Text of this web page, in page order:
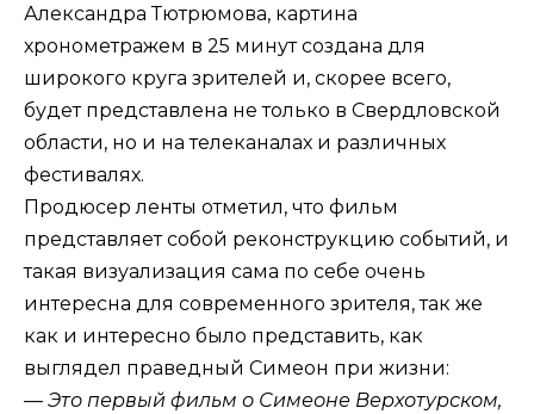
Александра Тютрюмова, картина
хронометражем в 25 минут создана для
широкого круга зрителей и, скорее всего,
будет представлена не только в Свердловской
области, но и на телеканалах и различных
фестивалях.
Продюсер ленты отметил, что фильм
представляет собой реконструкцию событий, и
такая визуализация сама по себе очень
интересна для современного зрителя, так же
как и интересно было представить, как
выглядел праведный Симеон при жизни:
— Это первый фильм о Симеоне Верхотурском,